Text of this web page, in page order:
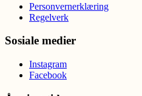
Personvernerklæring
Regelverk
Sosiale medier
Instagram
Facebook